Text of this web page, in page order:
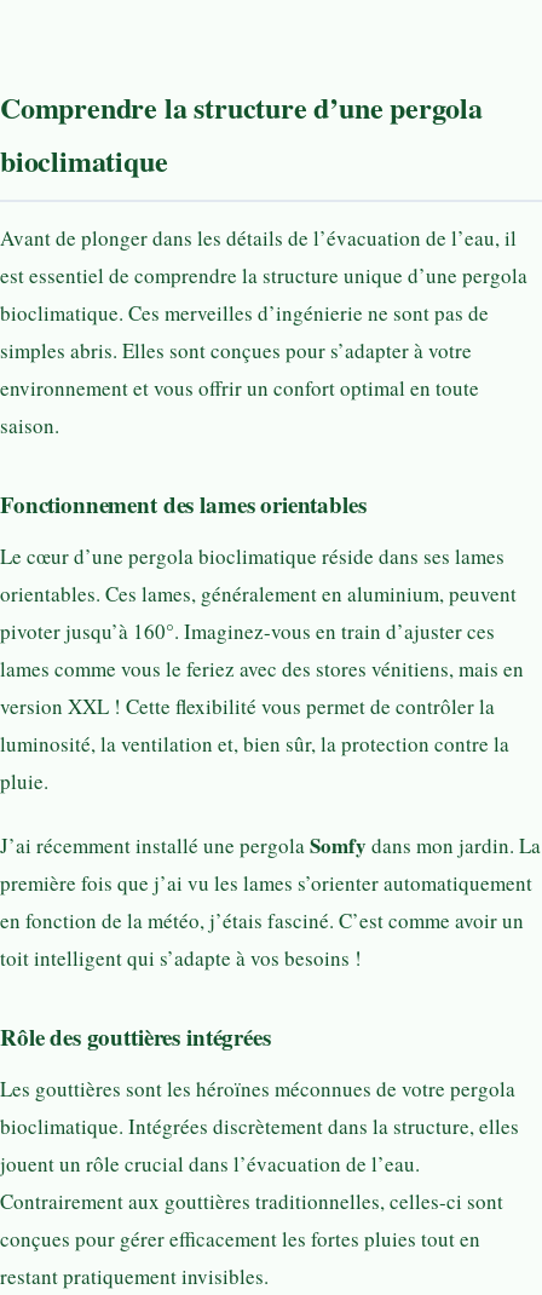
Comprendre la structure d’une pergola
bioclimatique
Avant de plonger dans les détails de l’évacuation de l’eau, il
est essentiel de comprendre la structure unique d’une pergola
bioclimatique. Ces merveilles d’ingénierie ne sont pas de
simples abris. Elles sont conçues pour s’adapter à votre
environnement et vous offrir un confort optimal en toute
saison.
Fonctionnement des lames orientables
Le cœur d’une pergola bioclimatique réside dans ses lames
orientables. Ces lames, généralement en aluminium, peuvent
pivoter jusqu’à 160°. Imaginez-vous en train d’ajuster ces
lames comme vous le feriez avec des stores vénitiens, mais en
version XXL ! Cette flexibilité vous permet de contrôler la
luminosité, la ventilation et, bien sûr, la protection contre la
pluie.
J’ai récemment installé une pergolaSomfy dans mon jardin. La
première fois que j’ai vu les lames s’orienter automatiquement
en fonction de la météo, j’étais fasciné. C’est comme avoir un
toit intelligent qui s’adapte à vos besoins !
Rôle des gouttières intégrées
Les gouttières sont les héroïnes méconnues de votre pergola
bioclimatique. Intégrées discrètement dans la structure, elles
jouent un rôle crucial dans l’évacuation de l’eau.
Contrairement aux gouttières traditionnelles, celles-ci sont
conçues pour gérer efficacement les fortes pluies tout en
restant pratiquement invisibles.